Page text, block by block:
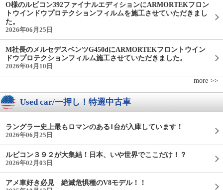
O様のルビコン392ファイナルエディションにARMORTEKフロン
トウインドウプロテクションフィルムを施工させていただきまし
た。
2026年06月25日
M社長のメルセデスベンツG450dにARMORTEKフロントウイン
ドウプロテクションフィルム施工させていただきました。
2026年04月10日
more >>
Used car/一押し！特選中古車
ラングラー史上最もロマンのある1台が入庫しています！
2026年06月25日
ルビコン３９２が大集結！日本、いや世界でここだけ！？
2026年02月03日
アメ車好き必見 絶滅危惧種のV8モデル！！